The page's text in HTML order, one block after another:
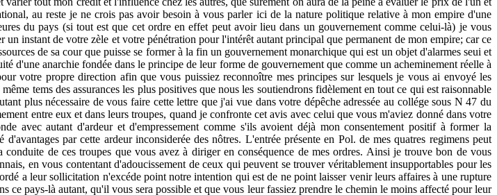
au reste je ne crois pas avoir besoin à vous parler ici de la nature politique relative à mon empire d'une
du pays (si tout est que cet ordre en effet peut avoir lieu dans un gouvernement comme celui-là) je vous
instant de votre zèle et votre pénétration pour l'intérêt autant principal que permanent de mon empire; car ce
de sa cour que puisse se former à la fin un gouvernement monarchique qui est un objet d'alarmes seui et
d'une anarchie fondée dans le principe de leur forme de gouvernement que comme un acheminement réelle à
votre propre direction afin que vous puissiez reconnoître mes principes sur lesquels je vous ai envoyé les
tems des assurances les plus positives que nous les soutiendrons fidèlement en tout ce qui est raisonnable
plus nécessaire de vous faire cette lettre que j'ai vue dans votre dépêche adressée au collége sous N 47 du
entre eux et dans leurs troupes, quand je confronte cet avis avec celui que vous m'aviez donné dans votre
avec autant d'ardeur et d'empressement comme s'ils avoient déjà mon consentement positif à former la
par cette ardeur inconsiderée des nôtres. L'entrée présente en Pol. de mes quatres regimens peut
de ces troupes que vous avez à diriger en conséquence de mes ordres. Ainsi je trouve bon de vous
en vous contentant d'adoucissement de ceux qui peuvent se trouver véritablement insupportables pour les
a leur sollicitation n'excéde point notre intention qui est de ne point laisser venir leurs affaires à une rupture
pays-là autant, qu'il vous sera possible et que vous leur fassiez prendre le chemin le moins affecté pour leur